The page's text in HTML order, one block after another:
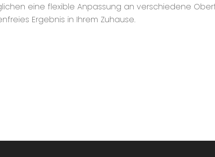
eine flexible Anpassung an verschiedene
Ergebnis in Ihrem Zuhause.